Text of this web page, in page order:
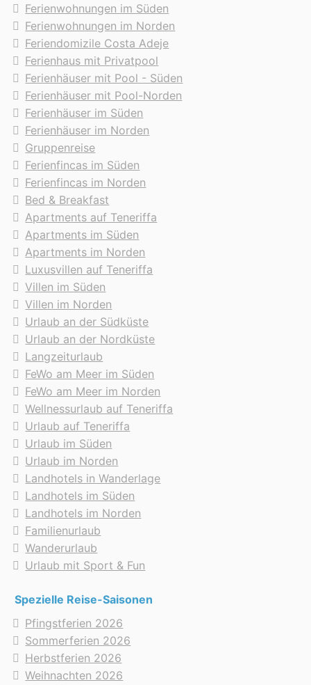
Ferienwohnungen im Süden
Ferienwohnungen im Norden
Feriendomizile Costa Adeje
Ferienhaus mit Privatpool
Ferienhäuser mit Pool - Süden
Ferienhäuser mit Pool-Norden
Ferienhäuser im Süden
Ferienhäuser im Norden
Gruppenreise
Ferienfincas im Süden
Ferienfincas im Norden
Bed & Breakfast
Apartments auf Teneriffa
Apartments im Süden
Apartments im Norden
Luxusvillen auf Teneriffa
Villen im Süden
Villen im Norden
Urlaub an der Südküste
Urlaub an der Nordküste
Langzeiturlaub
FeWo am Meer im Süden
FeWo am Meer im Norden
Wellnessurlaub auf Teneriffa
Urlaub auf Teneriffa
Urlaub im Süden
Urlaub im Norden
Landhotels in Wanderlage
Landhotels im Süden
Landhotels im Norden
Familienurlaub
Wanderurlaub
Urlaub mit Sport & Fun
Spezielle Reise-Saisonen
Pfingstferien 2026
Sommerferien 2026
Herbstferien 2026
Weihnachten 2026